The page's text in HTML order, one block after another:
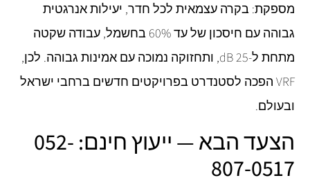
מספקת: בקרה עצמאית לכל חדר, יעילות אנרגטית
גבוהה עם חיסכון של עד 60% בחשמל, עבודה שקטה
מתחת ל-25 dB, ותחזוקה נמוכה עם אמינות גבוהה. לכן,
VRF הפכה לסטנדרט בפרויקטים חדשים ברחבי ישראל
ובעולם.
הצעד הבא — ייעוץ חינם: 052-
807-0517